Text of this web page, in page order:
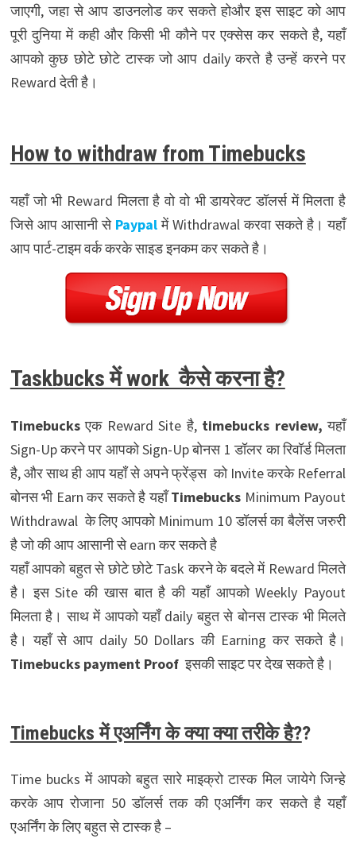
जाएगी, जहा से आप डाउनलोड कर सकते होऔर इस साइट को आप
पूरी दुनिया में कही और किसी भी कौने पर एक्सेस कर सकते है, यहाँ
आपको कुछ छोटे छोटे टास्क जो आप daily करते है उन्हें करने पर
Reward देती है।
How to withdraw from Timebucks
यहाँ जो भी Reward मिलता है वो वो भी डायरेक्ट डॉलर्स में मिलता है
जिसे आप आसानी से Paypal में Withdrawal करवा सकते है। यहाँ
आप पार्ट-टाइम वर्क करके साइड इनकम कर सकते है।
Taskbucks में work कैसे करना है?
Timebucksएक Reward Site है, timebucks review, यहाँ
Sign-Up करने पर आपको Sign-Up बोनस 1 डॉलर का रिवॉर्ड मिलता
है, और साथ ही आप यहाँ से अपने फ्रेंड्स को Invite करके Referral
बोनस भी Earn कर सकते है यहाँTimebucks Minimum Payout
Withdrawal के लिए आपको Minimum 10 डॉलर्स का बैलेंस जरुरी
है जो की आप आसानी से earn कर सकते है
यहाँ आपको बहुत से छोटे छोटे Task करने के बदले में Reward मिलते
है। इस Site की खास बात है की यहाँ आपको Weekly Payout
मिलता है। साथ में आपको यहाँ daily बहुत से बोनस टास्क भी मिलते
है। यहाँ से आप daily 50 Dollars की Earning कर सकते है।
Timebucks payment Proofइसकी साइट पर देख सकते है।
Timebucks में एअर्निंग के क्या क्या तरीके है??
Time bucks में आपको बहुत सारे माइक्रो टास्क मिल जायेगे जिन्हे
करके आप रोजाना 50 डॉलर्स तक की एअर्निंग कर सकते है यहाँ
एअर्निंग के लिए बहुत से टास्क है –